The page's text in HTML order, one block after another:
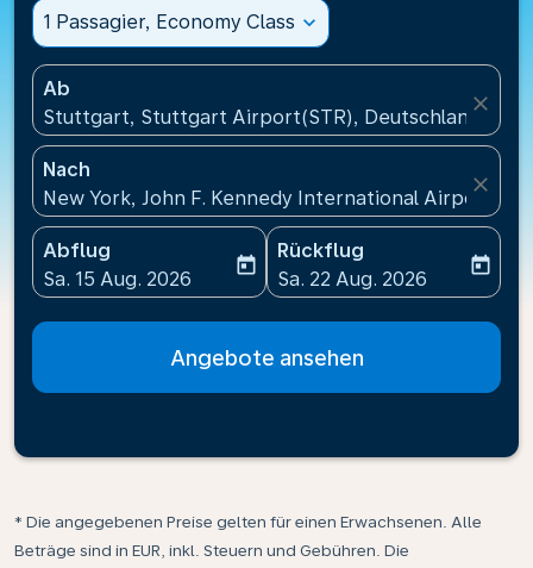
1 Passagier, Economy Class expand_more
Ab
Stuttgart, Stuttgart Airport(STR), Deutschland
close
Nach
New York, John F. Kennedy International
close
Abflug
fc-booking-departure-date-aria-label
Sa. 15 Aug. 2026
today
Rückflug
fc-booking-return-date-
Sa. 22 Aug. 2026
today
Angebote ansehen
* Die angegebenen Preise gelten für einen Erwachsenen. Alle
Beträge sind in EUR, inkl. Steuern und Gebühren. Die